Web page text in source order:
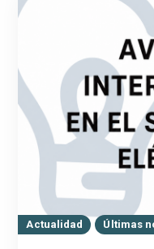
Actualidad Últimas